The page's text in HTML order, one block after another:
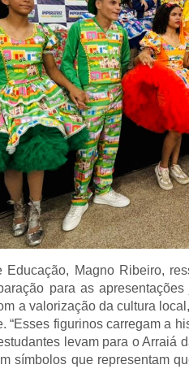
Educação, Magno Ribeiro,
para as
a valorização da cultura
“Esses figurinos carregam a
levam para o Arraiá
símbolos que representam